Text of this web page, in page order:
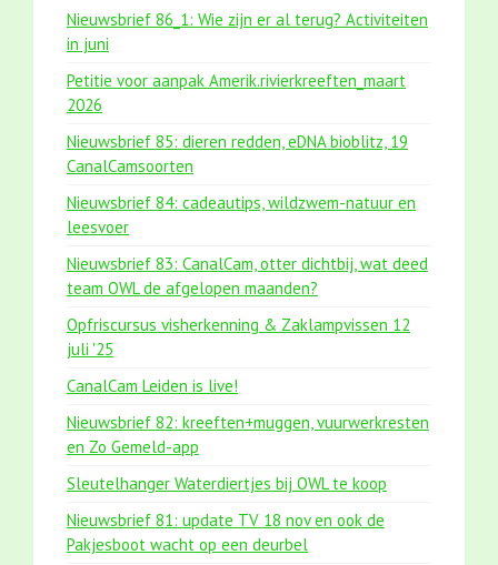
Nieuwsbrief 86_1: Wie zijn er al terug? Activiteiten
in juni
Petitie voor aanpak Amerik.rivierkreeften_maart
2026
Nieuwsbrief 85: dieren redden, eDNA bioblitz, 19
CanalCamsoorten
Nieuwsbrief 84: cadeautips, wildzwem-natuur en
leesvoer
Nieuwsbrief 83: CanalCam, otter dichtbij, wat deed
team OWL de afgelopen maanden?
Opfriscursus visherkenning & Zaklampvissen 12
juli '25
CanalCam Leiden is live!
Nieuwsbrief 82: kreeften+muggen, vuurwerkresten
en Zo Gemeld-app
Sleutelhanger Waterdiertjes bij OWL te koop
Nieuwsbrief 81: update TV 18 nov en ook de
Pakjesboot wacht op een deurbel